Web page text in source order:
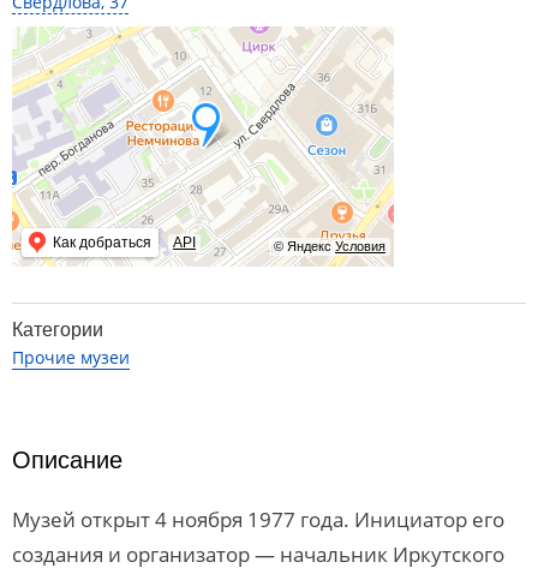
© Яндекс Условия
Как добраться API
Категории
Прочие музеи
Описание
Музей открыт 4 ноября 1977 года. Инициатор его
создания и организатор — начальник Иркутского